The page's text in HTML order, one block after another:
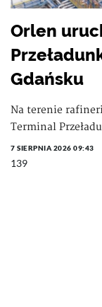
Orlen
Gdańsku
Na terenie
Terminal
7 SIERPNIA 2026 09:43
139